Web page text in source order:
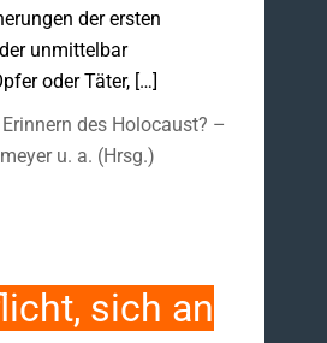
der ersten
unmittelbar
oder Täter, […]
Erinnern des Holocaust? –
u. a. (Hrsg.)
sich an